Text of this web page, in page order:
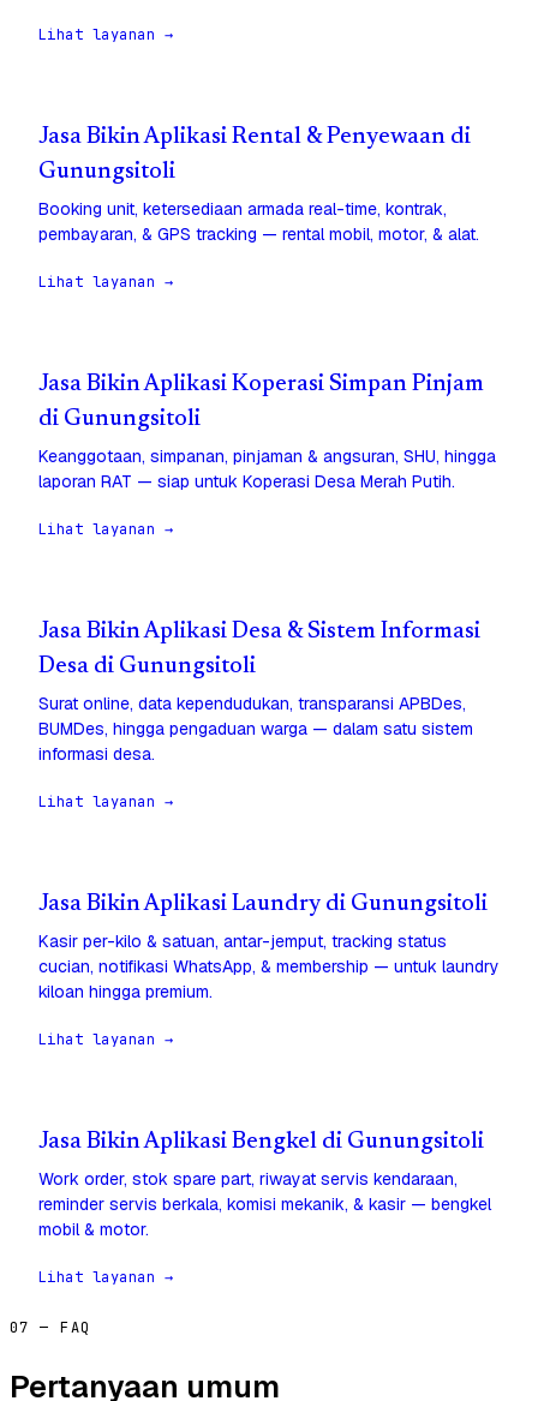
Lihat layanan →
Jasa Bikin Aplikasi Rental & Penyewaan di
Gunungsitoli
Booking unit, ketersediaan armada real-time, kontrak,
pembayaran, & GPS tracking — rental mobil, motor, & alat.
Lihat layanan →
Jasa Bikin Aplikasi Koperasi Simpan Pinjam
di Gunungsitoli
Keanggotaan, simpanan, pinjaman & angsuran, SHU, hingga
laporan RAT — siap untuk Koperasi Desa Merah Putih.
Lihat layanan →
Jasa Bikin Aplikasi Desa & Sistem Informasi
Desa di Gunungsitoli
Surat online, data kependudukan, transparansi APBDes,
BUMDes, hingga pengaduan warga — dalam satu sistem
informasi desa.
Lihat layanan →
Jasa Bikin Aplikasi Laundry di Gunungsitoli
Kasir per-kilo & satuan, antar-jemput, tracking status
cucian, notifikasi WhatsApp, & membership — untuk laundry
kiloan hingga premium.
Lihat layanan →
Jasa Bikin Aplikasi Bengkel di Gunungsitoli
Work order, stok spare part, riwayat servis kendaraan,
reminder servis berkala, komisi mekanik, & kasir — bengkel
mobil & motor.
Lihat layanan →
07 — FAQ
Pertanyaan umum